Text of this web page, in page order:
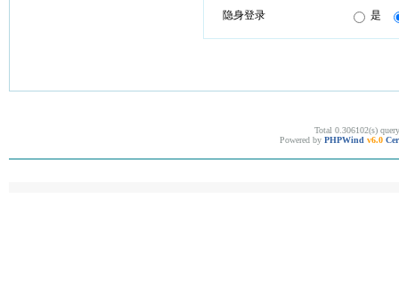
隐身登录 是
Total 0.306102(s)
Powered by PHPWind v6.0